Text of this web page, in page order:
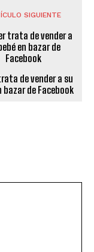
SIGUIENTE
de vender a su
bazar de Facebook